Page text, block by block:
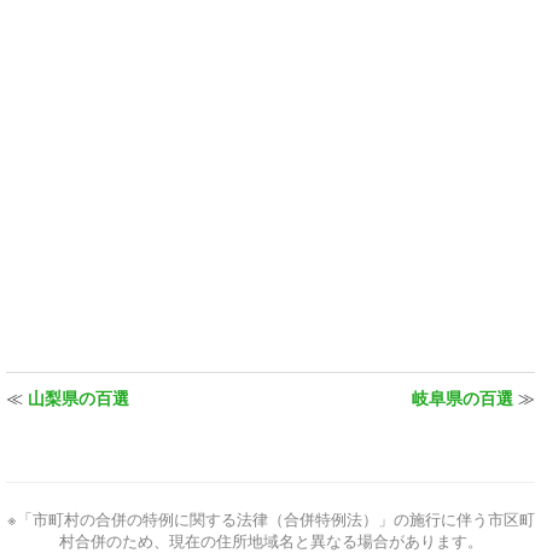
≪ 山梨県の百選 岐阜県の百選 ≫
※「市町村の合併の特例に関する法律（合併特例法）」の施行に伴う市区町
村合併のため、現在の住所地域名と異なる場合があります。